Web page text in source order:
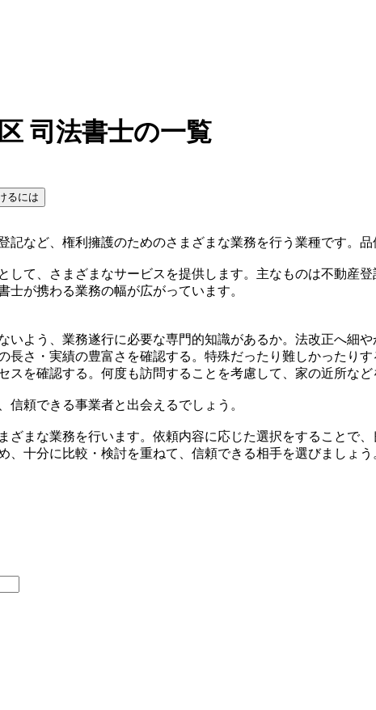
司法書士の一覧
るには
記など、権利擁護のためのさまざまな業務を行う業種です。
して、さまざまなサービスを提供します。主なものは不動産
が携わる業務の幅が広がっています。
いよう、業務遂行に必要な専門的知識があるか。法改正へ細
長さ・実績の豊富さを確認する。特殊だったり難しかったり
スを確認する。何度も訪問することを考慮して、家の近所など
信頼できる事業者と出会えるでしょう。
ざまな業務を行います。依頼内容に応じた選択をすることで、
、十分に比較・検討を重ねて、信頼できる相手を選びましょう